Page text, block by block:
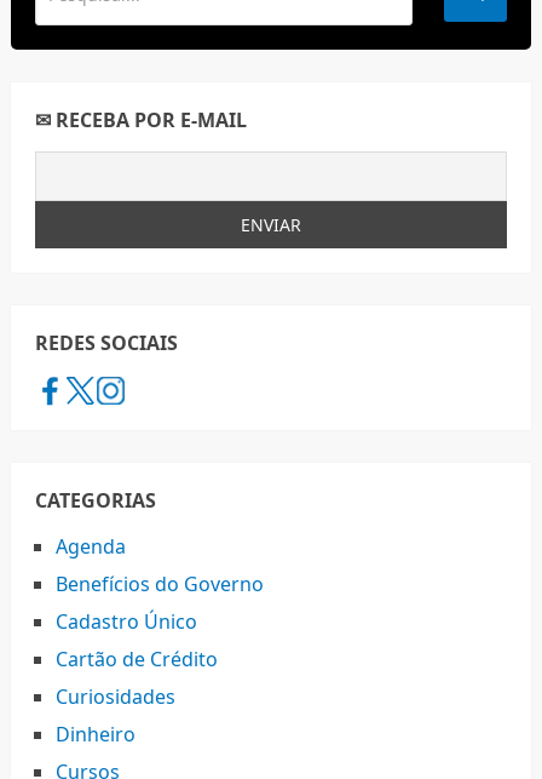
✉ RECEBA POR E-MAIL
REDES SOCIAIS
CATEGORIAS
Agenda
Benefícios do Governo
Cadastro Único
Cartão de Crédito
Curiosidades
Dinheiro
Cursos